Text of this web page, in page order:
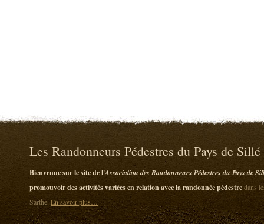
Les Randonneurs Pédestres du Pays de Sillé
Bienvenue sur le site de l'Association des Randonneurs Pédestres du Pays de
promouvoir des activités variées en relation avec la randonnée pédestredans
Sarthe.En savoir plus…